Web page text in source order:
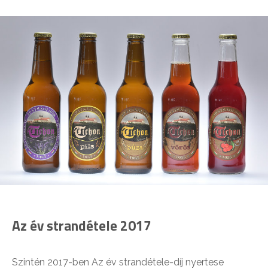
Az év strandétele 2017
Szintén 2017-ben Az év strandétele-díj nyertese